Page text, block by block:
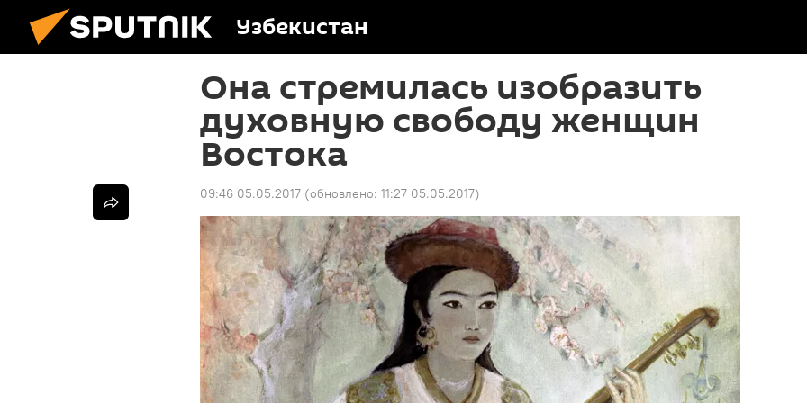
Узбекистан
Она стремилась изобразить
духовную свободу женщин
Востока
09:46 05.05.2017 (обновлено: 11:27 05.05.2017)